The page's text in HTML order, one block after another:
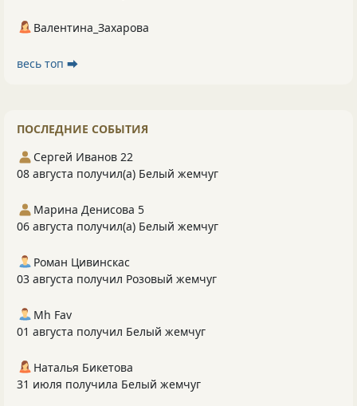
Валентина_Захарова
весь топ ⮕
ПОСЛЕДНИЕ СОБЫТИЯ
Сергей Иванов 22
08 августа получил(а) Белый жемчуг
Марина Денисова 5
06 августа получил(а) Белый жемчуг
Роман Цивинскас
03 августа получил Розовый жемчуг
Mh Fav
01 августа получил Белый жемчуг
Наталья Бикетова
31 июля получила Белый жемчуг